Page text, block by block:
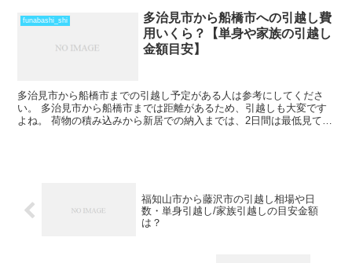
funabashi_shi
多治見市から船橋市への引越し費
用いくら？【単身や家族の引越し
金額目安】
多治見市から船橋市までの引越し予定がある人は参考にしてくださ
い。 多治見市から船橋市までは距離があるため、引越しも大変です
よね。 荷物の積み込みから新居での納入までは、2日間は最低見てお
福知山市から藤沢市の引越し相場や日
数・単身引越し/家族引越しの目安金額
は？